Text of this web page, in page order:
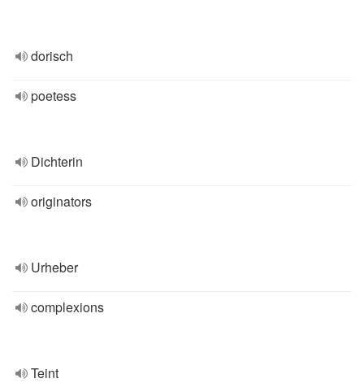
dorisch
poetess
Dichterin
originators
Urheber
complexions
Teint